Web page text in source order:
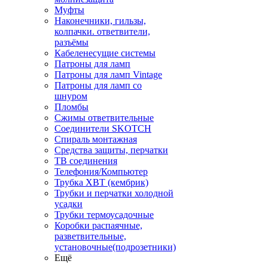
Муфты
Наконечники, гильзы,
колпачки. ответвители,
разъёмы
Кабеленесущие системы
Патроны для ламп
Патроны для ламп Vintage
Патроны для ламп со
шнуром
Пломбы
Сжимы ответвительные
Соединители SKOTCH
Спираль монтажная
Средства защиты, перчатки
ТВ соединения
Телефония/Компьютер
Трубка ХВТ (кембрик)
Трубки и перчатки холодной
усадки
Трубки термоусадочные
Коробки распаячные,
разветвительные,
установочные(подрозетники)
Ещё